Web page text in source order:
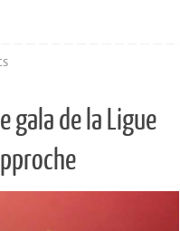
gala de la Ligue